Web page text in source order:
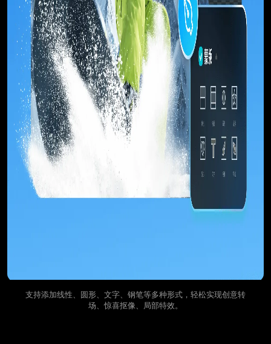
支持添加线性、圆形、文字、钢笔等多种形式，轻松实现创意转
场、惊喜抠像、局部特效。